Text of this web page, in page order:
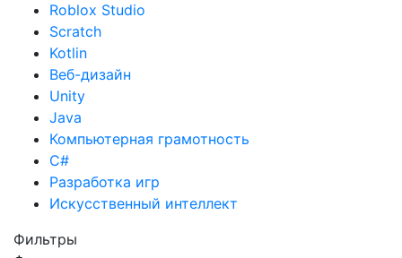
Roblox Studio
Scratch
Kotlin
Веб-дизайн
Unity
Java
Компьютерная грамотность
C#
Разработка игр
Искусственный интеллект
Фильтры